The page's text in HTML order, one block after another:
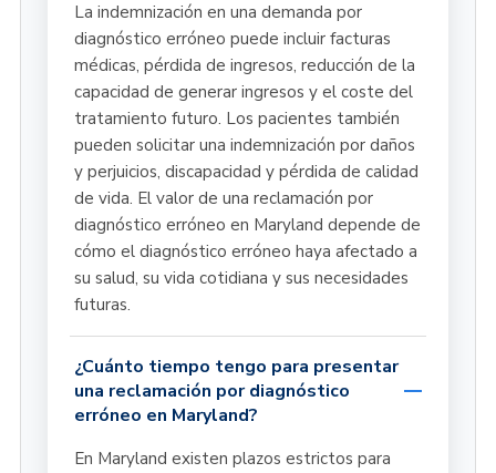
La indemnización en una demanda por
diagnóstico erróneo puede incluir facturas
médicas, pérdida de ingresos, reducción de la
capacidad de generar ingresos y el coste del
tratamiento futuro. Los pacientes también
pueden solicitar una indemnización por daños
y perjuicios, discapacidad y pérdida de calidad
de vida. El valor de una reclamación por
diagnóstico erróneo en Maryland depende de
cómo el diagnóstico erróneo haya afectado a
su salud, su vida cotidiana y sus necesidades
futuras.
¿Cuánto tiempo tengo para presentar
una reclamación por diagnóstico
erróneo en Maryland?
En Maryland existen plazos estrictos para